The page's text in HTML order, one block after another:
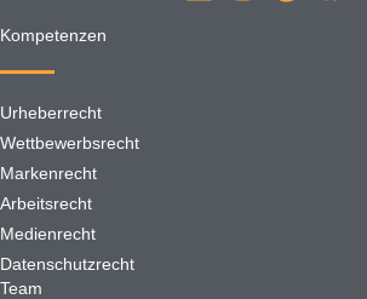
Kompetenzen
Urheberrecht
Wettbewerbsrecht
Markenrecht
Arbeitsrecht
Medienrecht
Datenschutzrecht
Team